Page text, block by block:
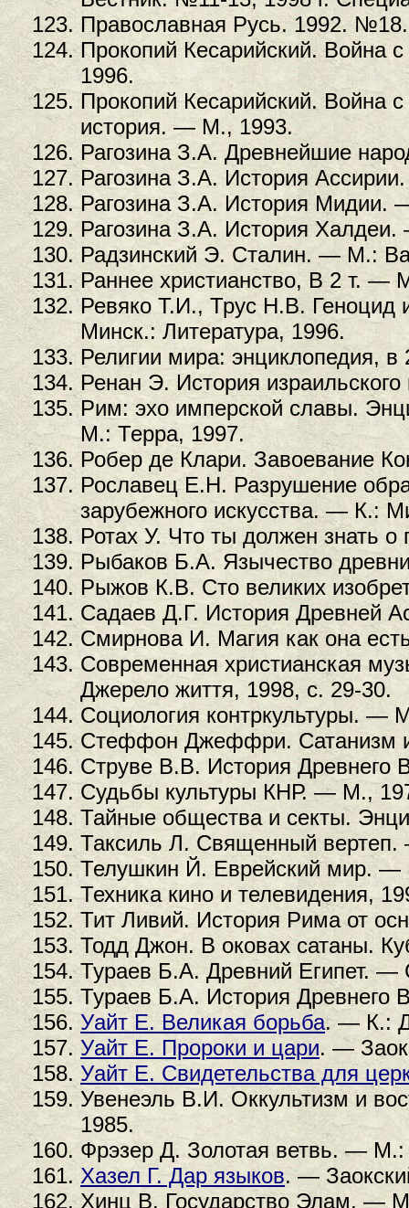
Православная Русь. 1992. №18.
Прокопий Кесарийский. Война
1996.
Прокопий Кесарийский. Война
история. — М., 1993.
Рагозина З.А. Древнейшие
Рагозина З.А. История
Рагозина З.А. История
Рагозина З.А. История
Радзинский Э. Сталин. — М.:
Раннее христианство, В 2 т. —
Ревяко Т.И., Трус Н.В.
Минск.: Литература, 1996.
Религии мира: энциклопедия,
Ренан Э. История
Рим: эхо имперской славы.
М.: Терра, 1997.
Робер де Клари. Завоевание
Рославец Е.Н. Разрушение
зарубежного искусства. — К.:
Ротах У. Что ты должен знать
Рыбаков Б.А. Язычество
Рыжов К.В. Сто великих
Садаев Д.Г. История Древней
Смирнова И. Магия как она
Современная христианская
Джерело життя, 1998, с. 29-30.
Социология контркультуры. —
Стеффон Джеффри. Сатанизм
Струве В.В. История
Судьбы культуры КНР. — М.,
Тайные общества и секты.
Таксиль Л. Священный
Телушкин Й. Еврейский мир. —
Техника кино и телевидения,
Тит Ливий. История Рима от
Тодд Джон. В оковах сатаны.
Тураев Б.А. Древний Египет.
Тураев Б.А. История
Уайт Е. Великая борьба. — К.:
Уайт Е. Пророки и цари. —
Уайт Е. Свидетельства для
Увенеэль В.И. Оккультизм и
1985.
Фрэзер Д. Золотая ветвь. —
Хазел Г. Дар языков. —
Хинц В. Государство Элам. —